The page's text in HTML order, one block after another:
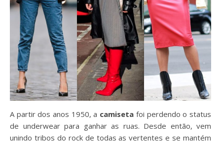
A partir dos anos 1950, a camiseta foi perdendo o status
de underwear para ganhar as ruas. Desde então, vem
unindo tribos do rock de todas as vertentes e se mantém